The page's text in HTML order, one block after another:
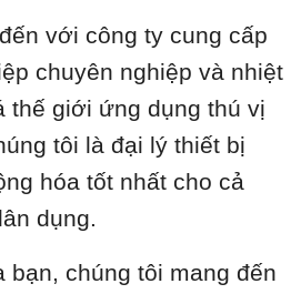
với công ty cung cấp
chuyên nghiệp và nhiệt
thế giới ứng dụng thú vị
tôi là đại lý thiết bị
hóa tốt nhất cho cả
dụng.
bạn, chúng tôi mang đến